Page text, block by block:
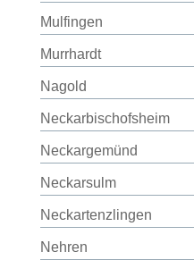
Mulfingen
Murrhardt
Nagold
Neckarbischofsheim
Neckargemünd
Neckarsulm
Neckartenzlingen
Nehren